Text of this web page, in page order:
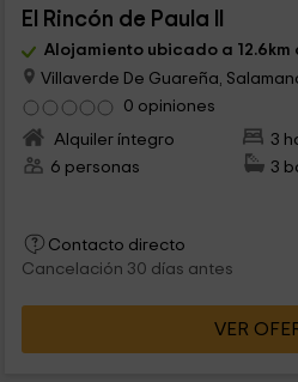
El Rincón de Paula II
Alojamiento ubicado a 12.6km
Villaverde De Guareña,
0 opiniones
Alquiler íntegro
3
6 personas
3
Contacto directo
Cancelación 30 días antes
VER